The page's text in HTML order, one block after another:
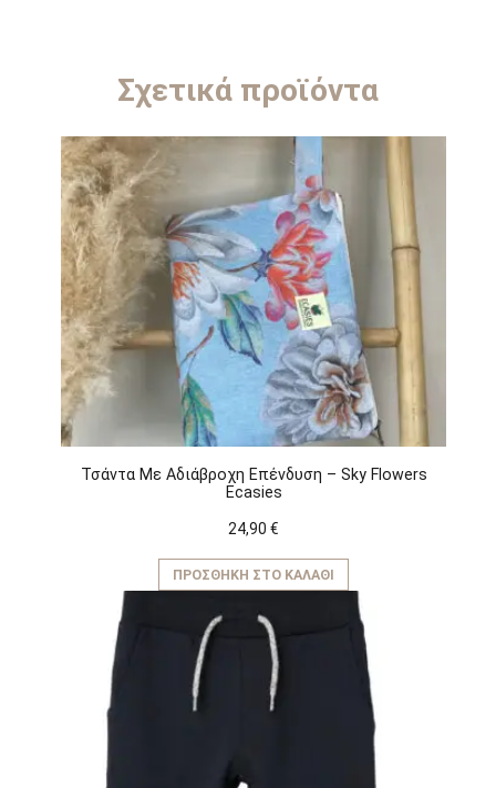
Σχετικά προϊόντα
Τσάντα Με Αδιάβροχη Επένδυση – Sky Flowers
Ecasies
24,90 €
ΠΡΟΣΘΉΚΗ ΣΤΟ ΚΑΛΆΘΙ